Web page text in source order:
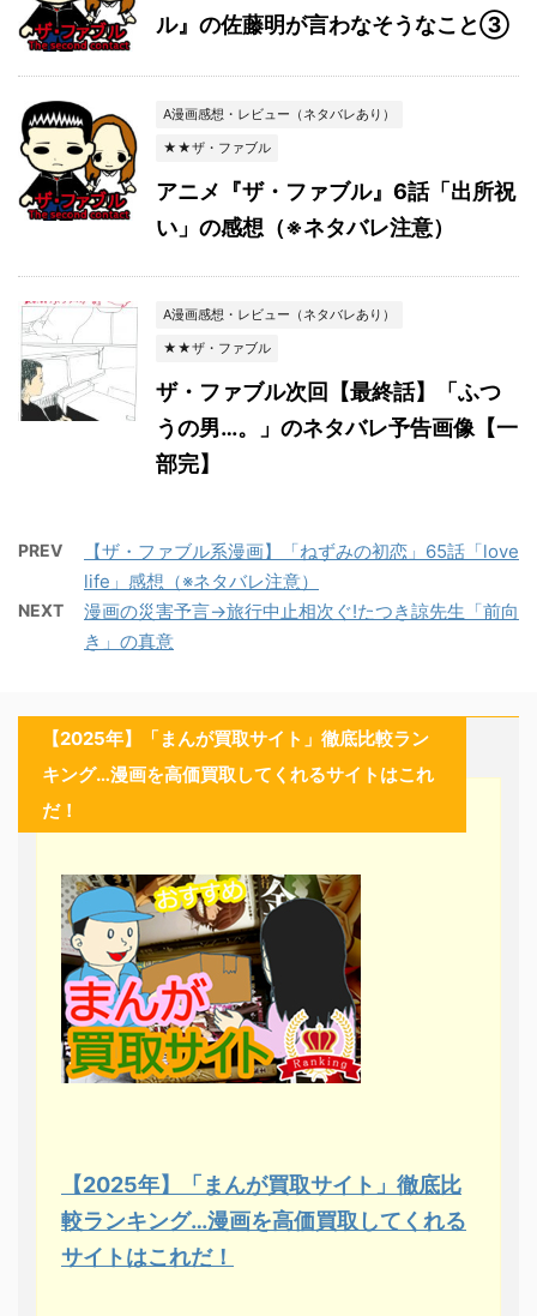
ル』の佐藤明が言わなそうなこと③
A漫画感想・レビュー（ネタバレあり）
★★ザ・ファブル
アニメ『ザ・ファブル』6話「出所祝
い」の感想（※ネタバレ注意）
A漫画感想・レビュー（ネタバレあり）
★★ザ・ファブル
ザ・ファブル次回【最終話】「ふつ
うの男…。」のネタバレ予告画像【一
部完】
PREV
【ザ・ファブル系漫画】「ねずみの初恋」65話「love
life」感想（※ネタバレ注意）
NEXT
漫画の災害予言→旅行中止相次ぐ!たつき諒先生「前向
き」の真意
【2025年】「まんが買取サイト」徹底比較ラン
キング…漫画を高価買取してくれるサイトはこれ
だ！
【2025年】「まんが買取サイト」徹底比
較ランキング…漫画を高価買取してくれる
サイトはこれだ！